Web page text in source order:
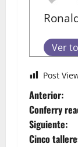
Ver
Post
Anterior:
Conferry
Siguiente:
Cinco